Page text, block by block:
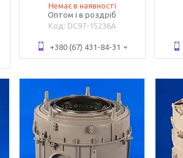
Немає в наявності
Оптом і в роздріб
DC97-15236A
+380 (67) 431-84-31